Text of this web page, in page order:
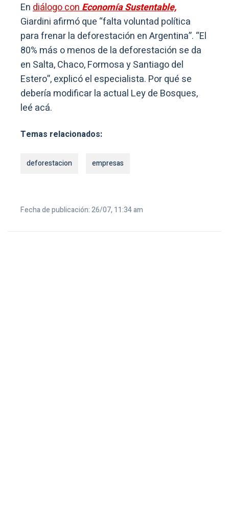
Endiálogo conEconomía Sustentable,
Giardini afirmó que “falta voluntad política
para frenar la deforestación en Argentina”. “El
80% más o menos de la deforestación se da
en Salta, Chaco, Formosa y Santiago del
Estero”, explicó el especialista. Por qué se
debería modificar la actual Ley de Bosques,
leé acá.
Temas relacionados:
deforestacion empresas
Fecha de publicación: 26/07, 11:34 am